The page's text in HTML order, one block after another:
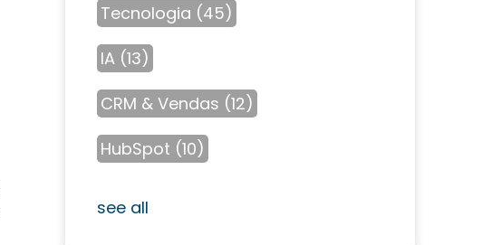
Tecnologia (45)
IA (13)
CRM & Vendas (12)
HubSpot (10)
see all